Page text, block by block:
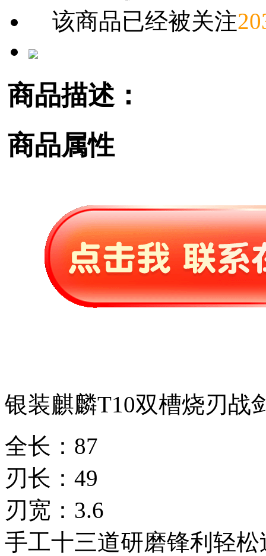
该商品已经被关注
商品描述：
商品属性
银装麒麟T10双槽烧刃战
全长：87
刃长：49
刃宽：3.6
手工十三道研磨锋利轻